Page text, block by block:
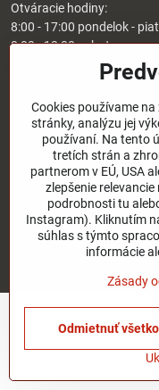
Otváracie hodiny:
8:00 - 17:00 pondelok -
8:00 - 12:00 sobota
Nedeľa - zatvorené
O nás
Užitočné odkazy
Predvoľby
Cookies používame
stránky, analýzu jej
používaní. Na tento
tretích strán a
partnerom v EÚ, USA
zlepšenie
podrobnosti tu
Instagram). Kliknutím
súhlas s týmto
informácie
Zásady
Odmietnuť všetko